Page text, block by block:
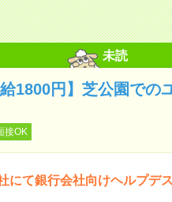
未読
1800円】芝公園での
接OK
にて銀行会社向けヘルプデ